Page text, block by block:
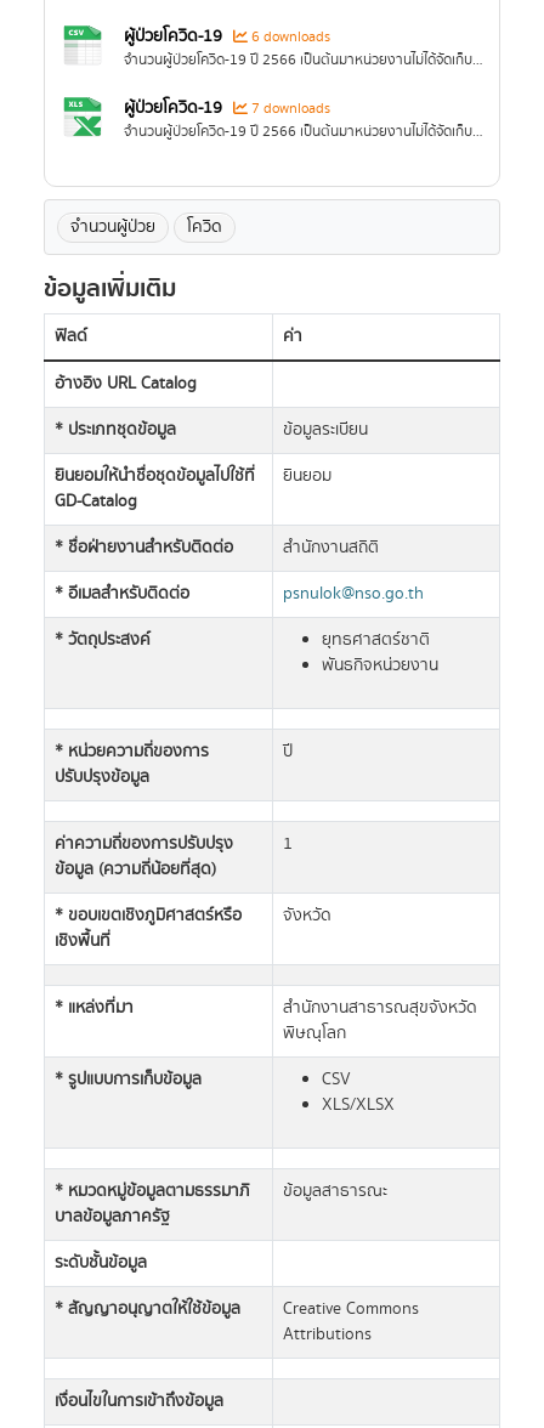
ผู้ป่วยโควิด-19
6 downloads
จำนวนผู้ป่วยโควิด-19 ปี 2566 เป็นต้นมาหน่วยงานไม่ได้จัดเก็บข้อมูลต่อ
ผู้ป่วยโควิด-19
7 downloads
จำนวนผู้ป่วยโควิด-19 ปี 2566 เป็นต้นมาหน่วยงานไม่ได้จัดเก็บข้อมูลต่อ
จำนวนผู้ป่วย โควิด
ข้อมูลเพิ่มเติม
ฟิลด์
ค่า
อ้างอิง URL Catalog
* ประเภทชุดข้อมูล
ข้อมูลระเบียน
ยินยอมให้นำชื่อชุดข้อมูลไปใช้ที่
GD-Catalog
ยินยอม
* ชื่อฝ่ายงานสำหรับติดต่อ
สำนักงานสถิติ
* อีเมลสำหรับติดต่อ
psnulok@nso.go.th
* วัตถุประสงค์
ยุทธศาสตร์ชาติ
พันธกิจหน่วยงาน
* หน่วยความถี่ของการ
ปรับปรุงข้อมูล
ปี
ค่าความถี่ของการปรับปรุง
ข้อมูล (ความถี่น้อยที่สุด)
1
* ขอบเขตเชิงภูมิศาสตร์หรือ
เชิงพื้นที่
จังหวัด
* แหล่งที่มา
สำนักงานสาธารณสุขจังหวัด
พิษณุโลก
* รูปแบบการเก็บข้อมูล
CSV
XLS/XLSX
* หมวดหมู่ข้อมูลตามธรรมาภิ
บาลข้อมูลภาครัฐ
ข้อมูลสาธารณะ
ระดับชั้นข้อมูล
* สัญญาอนุญาตให้ใช้ข้อมูล
Creative Commons
Attributions
เงื่อนไขในการเข้าถึงข้อมูล